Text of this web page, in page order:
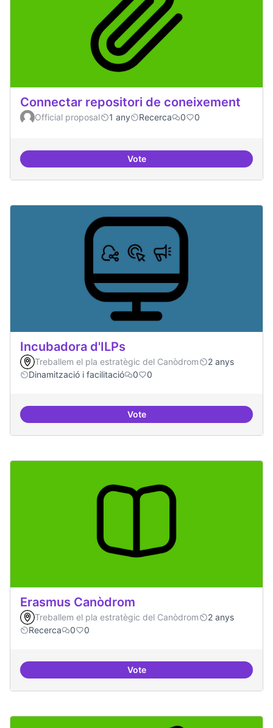
Connectar repositori de coneixement
Official proposal 1 any Recerca 0 0
VoteConnectar repositori de
Incubadora d'ILPs
Treballem el pla estratègic del Canòdrom
2 anys
Dinamització i facilitació
0 0
VoteIncubadora d'ILPs
Erasmus Canòdrom
Treballem el pla estratègic del Canòdrom
2 anys
Recerca
0 0
VoteErasmus Canòdrom